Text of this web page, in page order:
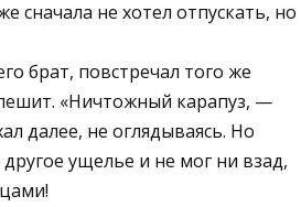
сначала не хотел отпускать, но
брат, повстречал того же
«Ничтожный карапуз, —
далее, не оглядываясь. Но
ущелье и не мог ни взад,